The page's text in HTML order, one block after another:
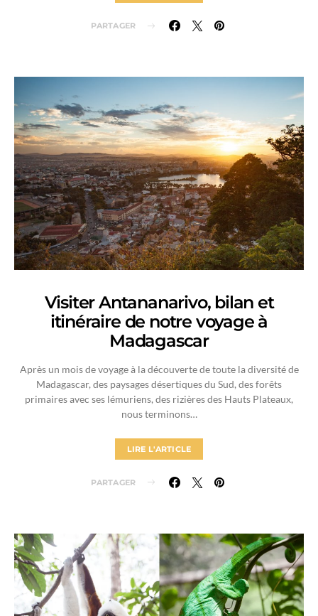
PARTAGER
Visiter Antananarivo, bilan et
itinéraire de notre voyage à
Madagascar
Après un mois de voyage à la découverte de toute la diversité de
Madagascar, des paysages désertiques du Sud, des forêts
primaires avec ses lémuriens, des rizières des Hauts Plateaux,
nous terminons…
LIRE L'ARTICLE
PARTAGER